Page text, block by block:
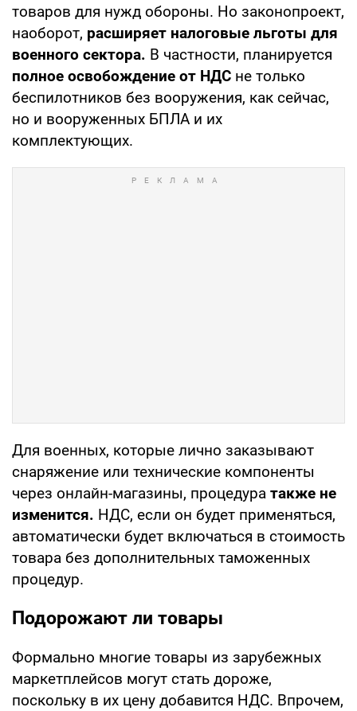
товаров для нужд обороны. Но законопроект,
наоборот, расширяет налоговые льготы для
военного сектора. В частности, планируется
полное освобождение от НДС не только
беспилотников без вооружения, как сейчас,
но и вооруженных БПЛА и их
комплектующих.
Для военных, которые лично заказывают
снаряжение или технические компоненты
через онлайн-магазины, процедура также не
изменится. НДС, если он будет применяться,
автоматически будет включаться в стоимость
товара без дополнительных таможенных
процедур.
Подорожают ли товары
Формально многие товары из зарубежных
маркетплейсов могут стать дороже,
поскольку в их цену добавится НДС. Впрочем,